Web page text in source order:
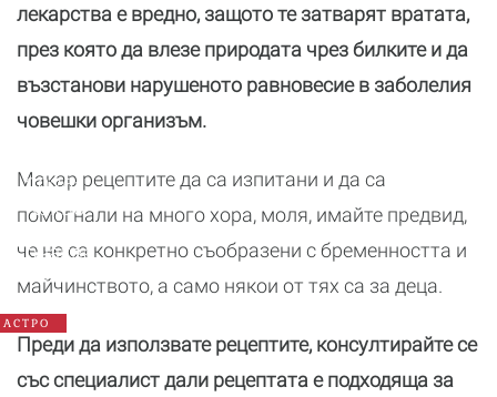
лекарства е вредно, защото те затварят вратата,
през която да влезе природата чрез билките и да
възстанови нарушеното равновесие в заболелия
човешки организъм.
Макар рецептите да са изпитани и да са
помогнали на много хора, моля, имайте предвид,
че не са конкретно съобразени с бременността и
майчинството, а само някои от тях са за деца.
2026:
Какво
да
очаква
всяка
зодия
АСТРО
Преди да използвате рецептите, консултирайте се
със специалист дали рецептата е подходяща за